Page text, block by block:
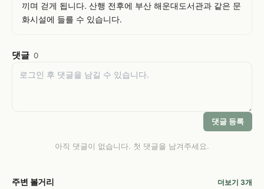
끼며 걷게 됩니다. 산행 전후에 부산 해운대도서관과 같은 문
화시설에 들를 수 있습니다.
댓글 0
댓글 등록
아직 댓글이 없습니다. 첫 댓글을 남겨주세요.
주변 볼거리 더보기 3개